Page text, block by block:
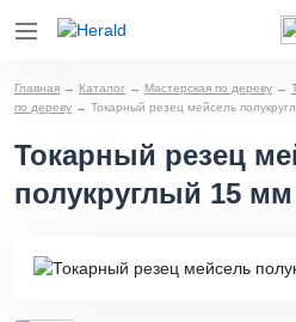
Главная → Каталог → Мастерская по дереву →
по дереву → Токарный резец мейсель
Токарный резец
полукруглый 15 мм